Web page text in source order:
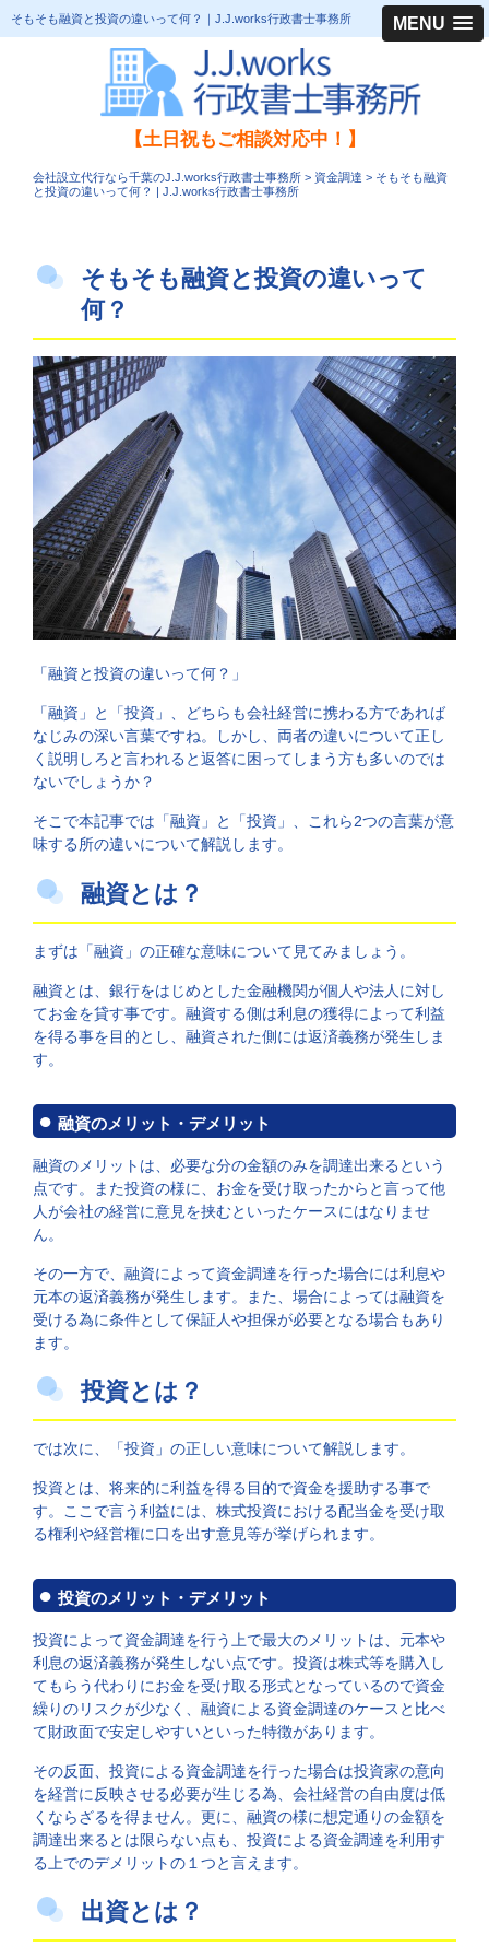
MENU
そもそも融資と投資の違いって何？｜J.J.works行政書士事務所
【土日祝もご相談対応中！】
会社設立代行なら千葉のJ.J.works行政書士事務所 > 資金調達 > そもそも融資
と投資の違いって何？ | J.J.works行政書士事務所
そもそも融資と投資の違いって
何？
「融資と投資の違いって何？」
「融資」と「投資」、どちらも会社経営に携わる方であれば
なじみの深い言葉ですね。しかし、両者の違いについて正し
く説明しろと言われると返答に困ってしまう方も多いのでは
ないでしょうか？
そこで本記事では「融資」と「投資」、これら2つの言葉が意
味する所の違いについて解説します。
融資とは？
まずは「融資」の正確な意味について見てみましょう。
融資とは、銀行をはじめとした金融機関が個人や法人に対し
てお金を貸す事です。融資する側は利息の獲得によって利益
を得る事を目的とし、融資された側には返済義務が発生しま
す。
融資のメリット・デメリット
融資のメリットは、必要な分の金額のみを調達出来るという
点です。また投資の様に、お金を受け取ったからと言って他
人が会社の経営に意見を挟むといったケースにはなりませ
ん。
その一方で、融資によって資金調達を行った場合には利息や
元本の返済義務が発生します。また、場合によっては融資を
受ける為に条件として保証人や担保が必要となる場合もあり
ます。
投資とは？
では次に、「投資」の正しい意味について解説します。
投資とは、将来的に利益を得る目的で資金を援助する事で
す。ここで言う利益には、株式投資における配当金を受け取
る権利や経営権に口を出す意見等が挙げられます。
投資のメリット・デメリット
投資によって資金調達を行う上で最大のメリットは、元本や
利息の返済義務が発生しない点です。投資は株式等を購入し
てもらう代わりにお金を受け取る形式となっているので資金
繰りのリスクが少なく、融資による資金調達のケースと比べ
て財政面で安定しやすいといった特徴があります。
その反面、投資による資金調達を行った場合は投資家の意向
を経営に反映させる必要が生じる為、会社経営の自由度は低
くならざるを得ません。更に、融資の様に想定通りの金額を
調達出来るとは限らない点も、投資による資金調達を利用す
る上でのデメリットの１つと言えます。
出資とは？